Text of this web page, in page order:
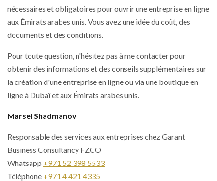
nécessaires et obligatoires pour ouvrir une entreprise en ligne
aux Émirats arabes unis. Vous avez une idée du coût, des
documents et des conditions.
Pour toute question, n'hésitez pas à me contacter pour
obtenir des informations et des conseils supplémentaires sur
la création d'une entreprise en ligne ou via une boutique en
ligne à Dubaï et aux Émirats arabes unis.
Marsel Shadmanov
Responsable des services aux entreprises chez Garant
Business Consultancy FZCO
Whatsapp +971 52 398 5533
Téléphone +971 4 421 4335